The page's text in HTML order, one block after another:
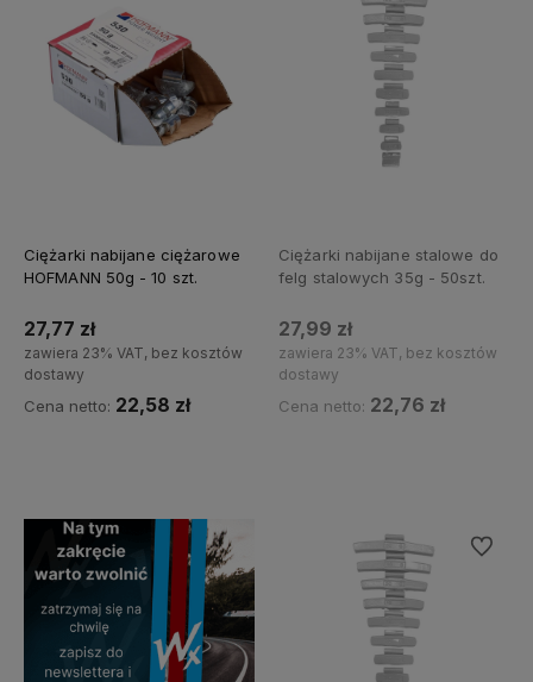
Ciężarki nabijane ciężarowe
HOFMANN 50g - 10 szt.
27,77 zł
zawiera 23% VAT, bez kosztów
dostawy
Cena netto: 22,58 zł
Ciężarki nabijane stalowe do
felg stalowych 35g - 50szt.
27,99 zł
zawiera 23% VAT, bez kosztów
dostawy
Cena netto: 22,76 zł
Do